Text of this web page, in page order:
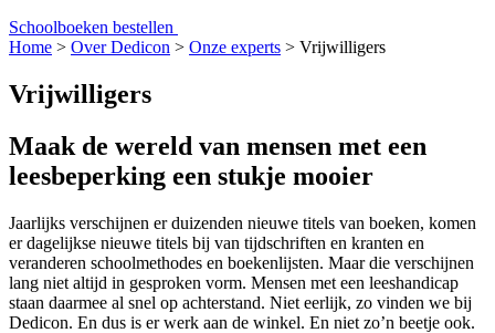
Schoolboeken bestellen
Home > Over Dedicon > Onze experts > Vrijwilligers
Vrijwilligers
Maak de wereld van mensen met een
leesbeperking een stukje mooier
Jaarlijks verschijnen er duizenden nieuwe titels van boeken, komen
er dagelijkse nieuwe titels bij van tijdschriften en kranten en
veranderen schoolmethodes en boekenlijsten. Maar die verschijnen
lang niet altijd in gesproken vorm. Mensen met een leeshandicap
staan daarmee al snel op achterstand. Niet eerlijk, zo vinden we bij
Dedicon. En dus is er werk aan de winkel. En niet zo’n beetje ook.